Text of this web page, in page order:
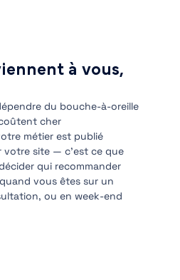
à vous,
du bouche-à-oreille
cher
métier est publié
votre site — c’est ce que
qui recommander
vous êtes sur un
ou en week-end